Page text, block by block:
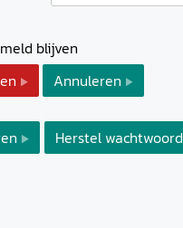
blijven
Annuleren
Herstel wachtwoord